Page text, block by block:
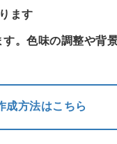
ます
。色味の調整や背
成方法はこちら